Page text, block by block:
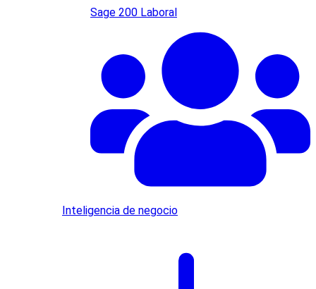
Sage 200 Laboral
Inteligencia de negocio